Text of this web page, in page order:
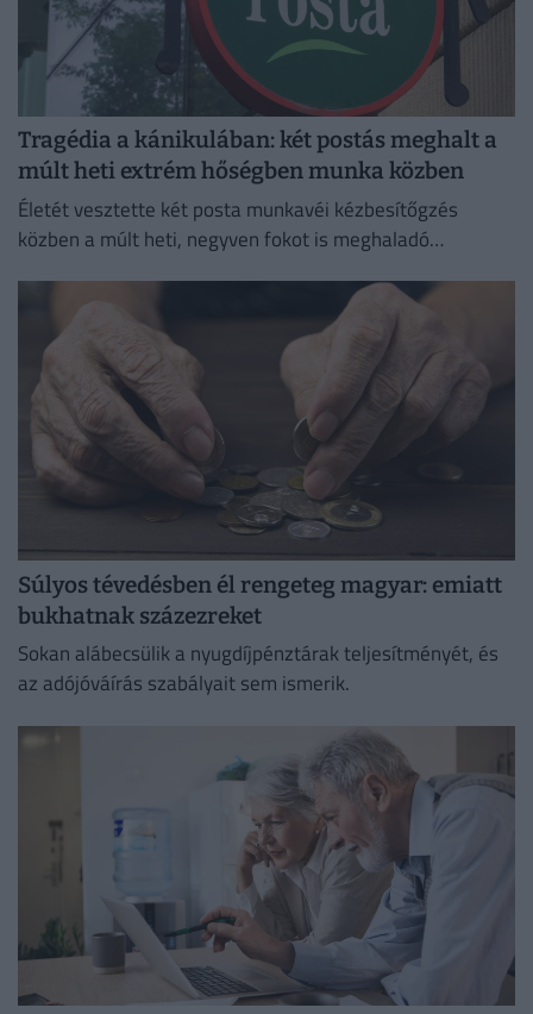
Tragédia a kánikulában: két postás meghalt a
múlt heti extrém hőségben munka közben
Életét vesztette két posta munkavéi kézbesítőgzés
közben a múlt heti, negyven fokot is meghaladó
Súlyos tévedésben él rengeteg magyar: emiatt
bukhatnak százezreket
Sokan alábecsülik a nyugdíjpénztárak teljesítményét, és
az adójóváírás szabályait sem ismerik.